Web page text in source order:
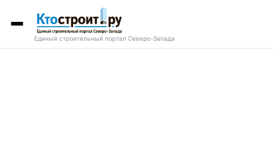
Единый строительный портал Северо-Запада